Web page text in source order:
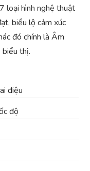
7 loại hình nghệ thuật
biểu lộ cảm xúc
đó chính là Âm
biểu thị.
điệu
độ